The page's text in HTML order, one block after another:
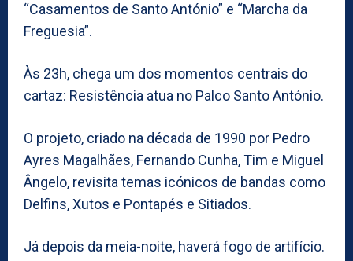
“Casamentos de Santo António” e “Marcha da
Freguesia”.
Às 23h, chega um dos momentos centrais do
cartaz: Resistência atua no Palco Santo António.
O projeto, criado na década de 1990 por Pedro
Ayres Magalhães, Fernando Cunha, Tim e Miguel
Ângelo, revisita temas icónicos de bandas como
Delfins, Xutos e Pontapés e Sitiados.
Já depois da meia-noite, haverá fogo de artifício.